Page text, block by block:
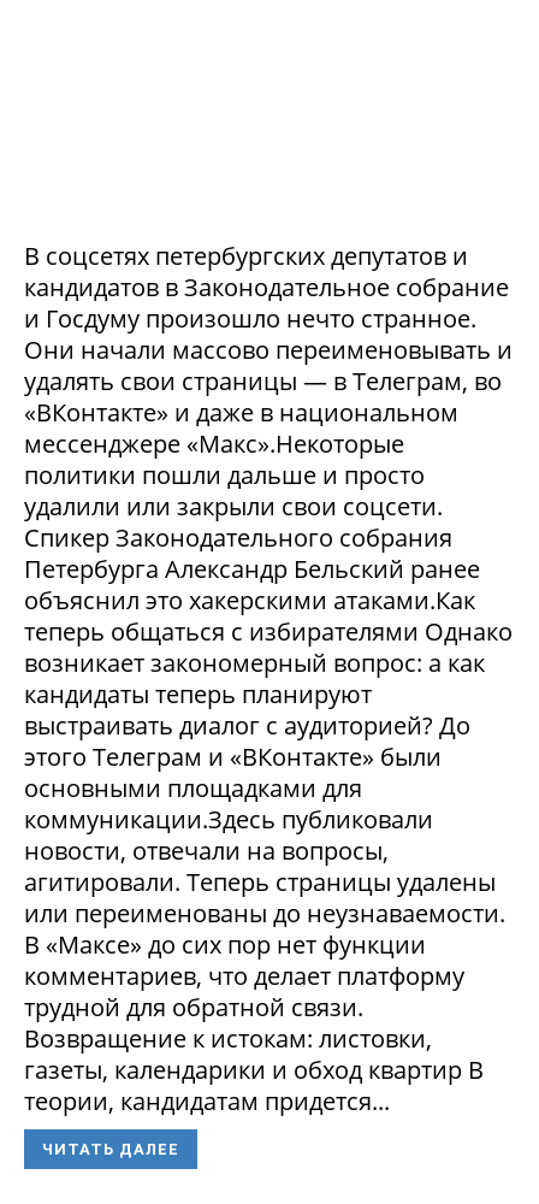
В соцсетях петербургских депутатов и
кандидатов в Законодательное собрание
и Госдуму произошло нечто странное.
Они начали массово переименовывать и
удалять свои страницы — в Телеграм, во
«ВКонтакте» и даже в национальном
мессенджере «Макс».Некоторые
политики пошли дальше и просто
удалили или закрыли свои соцсети.
Спикер Законодательного собрания
Петербурга Александр Бельский ранее
объяснил это хакерскими атаками.Как
теперь общаться с избирателями Однако
возникает закономерный вопрос: а как
кандидаты теперь планируют
выстраивать диалог с аудиторией? До
этого Телеграм и «ВКонтакте» были
основными площадками для
коммуникации.Здесь публиковали
новости, отвечали на вопросы,
агитировали. Теперь страницы удалены
или переименованы до неузнаваемости.
В «Максе» до сих пор нет функции
комментариев, что делает платформу
трудной для обратной связи.
Возвращение к истокам: листовки,
газеты, календарики и обход квартир В
теории, кандидатам придется...
ЧИТАТЬ ДАЛЕЕ